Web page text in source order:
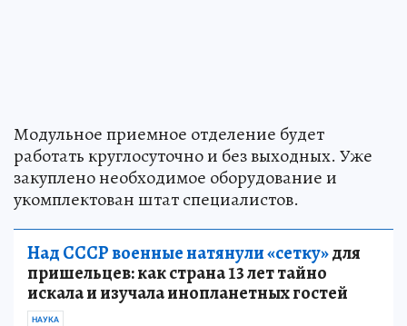
Модульное приемное отделение будет
работать круглосуточно и без выходных. Уже
закуплено необходимое оборудование и
укомплектован штат специалистов.
Над СССР военные натянули «сетку»для
пришельцев: как страна 13 лет тайно
искала и изучала инопланетных гостей
НАУКА